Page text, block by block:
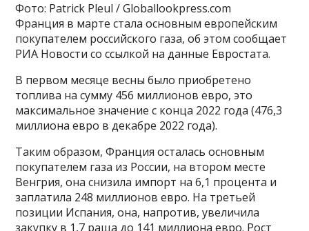
Фото: Patrick Pleul / Globallookpress.com
Франция в марте стала основным европейским
покупателем российского газа, об этом сообщает
РИА Новости со ссылкой на данные Евростата.
В первом месяце весны было приобретено
топлива на сумму 456 миллионов евро, это
максимальное значение с конца 2022 года (476,3
миллиона евро в декабре 2022 года).
Таким образом, Франция осталась основным
покупателем газа из России, на втором месте
Венгрия, она снизила импорт на 6,1 процента и
заплатила 248 миллионов евро. На третьей
позиции Испания, она, напротив, увеличила
закупку в 1,7 раща до 141 миллиона евро. Рост